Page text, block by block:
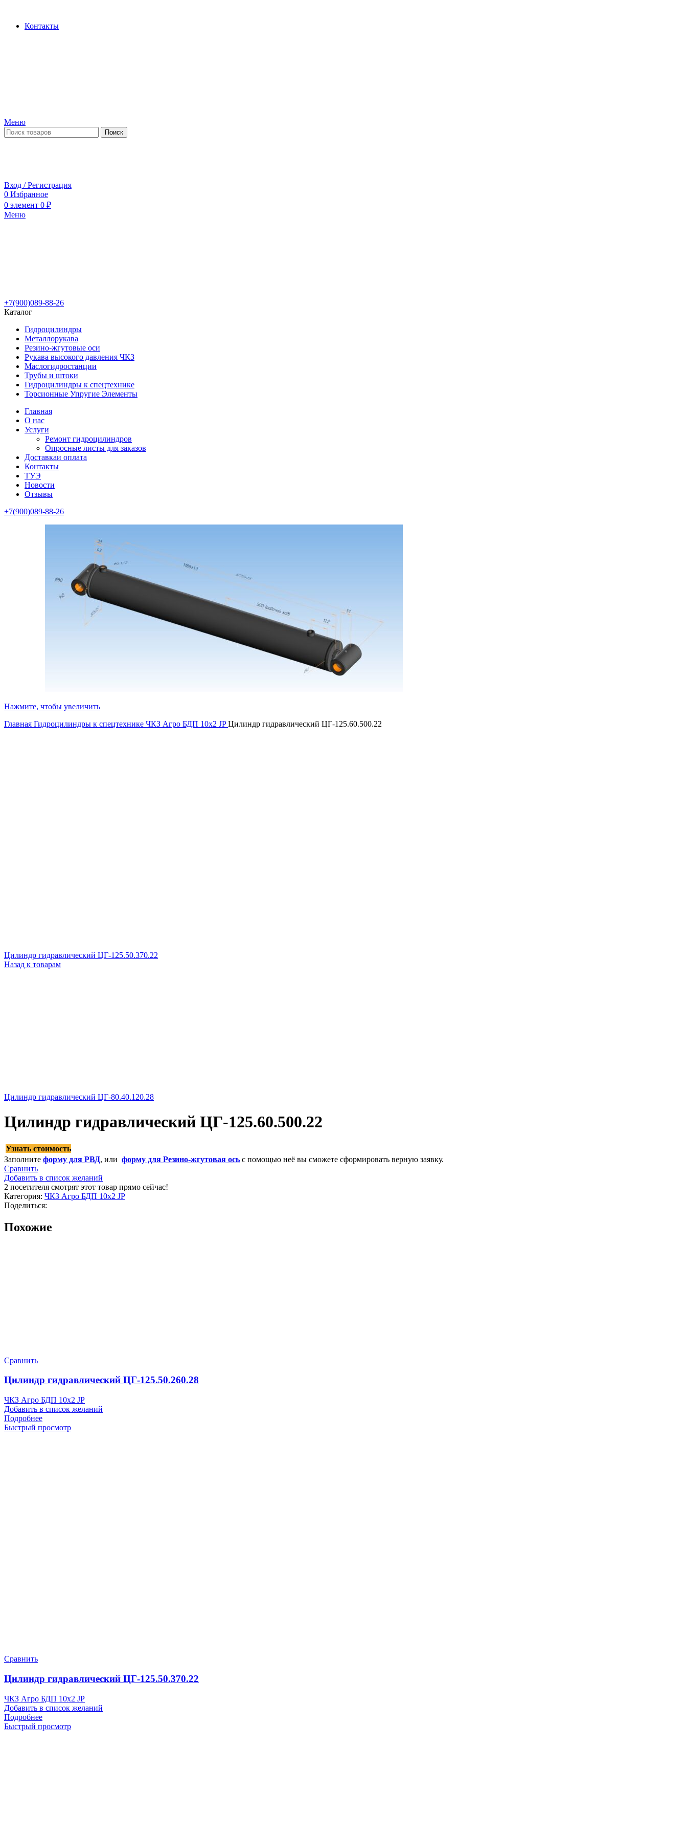
Контакты
Меню
Поиск
Вход / Регистрация
0 Избранное
0 элемент 0 ₽
Меню
+7(900)089-88-26
Каталог
Гидроцилиндры
Металлорукава
Резино-жгутовые оси
Рукава высокого давления ЧКЗ
Маслогидростанции
Трубы и штоки
Гидроцилиндры к спецтехнике
Торсионные Упругие Элементы
Главная
О нас
Услуги
Ремонт гидроцилиндров
Опросные листы для заказов
Доставкаи оплата
Контакты
ТУЭ
Новости
Отзывы
+7(900)089-88-26
Нажмите, чтобы увеличить
Главная Гидроцилиндры к спецтехнике ЧКЗ Агро БДП 10х2 JPЦилиндр гидравлический ЦГ-125.60.500.22
Цилиндр гидравлический ЦГ-125.50.370.22
Назад к товарам
Цилиндр гидравлический ЦГ-80.40.120.28
Цилиндр гидравлический ЦГ-125.60.500.22
Узнать стоимость
Заполните форму для РВД, или форму для Резино-жгутовая ось с помощью неё вы сможете сформировать верную заявку.
Сравнить
Добавить в список желаний
2 посетителя смотрят этот товар прямо сейчас!
Категория: ЧКЗ Агро БДП 10х2 JP
Поделиться:
Похожие
Сравнить
Цилиндр гидравлический ЦГ-125.50.260.28
ЧКЗ Агро БДП 10х2 JP
Добавить в список желаний
Подробнее
Быстрый просмотр
Сравнить
Цилиндр гидравлический ЦГ-125.50.370.22
ЧКЗ Агро БДП 10х2 JP
Добавить в список желаний
Подробнее
Быстрый просмотр